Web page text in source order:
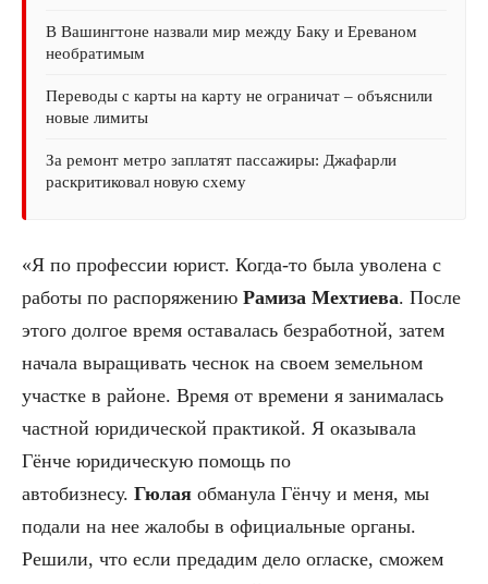
В Вашингтоне назвали мир между Баку и Ереваном
необратимым
Переводы с карты на карту не ограничат – объяснили
новые лимиты
За ремонт метро заплатят пассажиры: Джафарли
раскритиковал новую схему
«Я по профессии юрист. Когда-то была уволена с
работы по распоряжению Рамиза Мехтиева. После
этого долгое время оставалась безработной, затем
начала выращивать чеснок на своем земельном
участке в районе. Время от времени я занималась
частной юридической практикой. Я оказывала
Гёнче юридическую помощь по
автобизнесу. Гюлая обманула Гёнчу и меня, мы
подали на нее жалобы в официальные органы.
Решили, что если предадим дело огласке, сможем